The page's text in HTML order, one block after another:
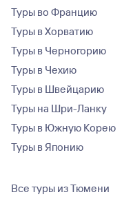
Туры во Францию
Туры в Хорватию
Туры в Черногорию
Туры в Чехию
Туры в Швейцарию
Туры на Шри-Ланку
Туры в Южную Корею
Туры в Японию
Все туры из Тюмени